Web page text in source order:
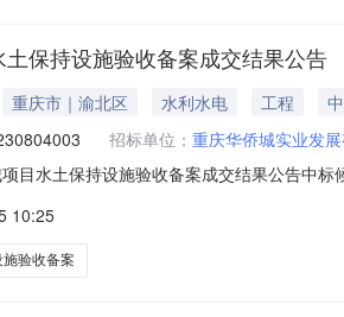
保持设施验收备案成交结果公告
重庆市｜渝北区 水利水电 工程
招标单位： 重庆华侨城实业发
目水土保持设施验收备案成交结果公告中
应商列表：【重庆华侨城项目水土保持设
：采购人：重庆华
10:25
验收备案